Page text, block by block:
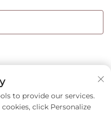
to provide our services.
click Personalize